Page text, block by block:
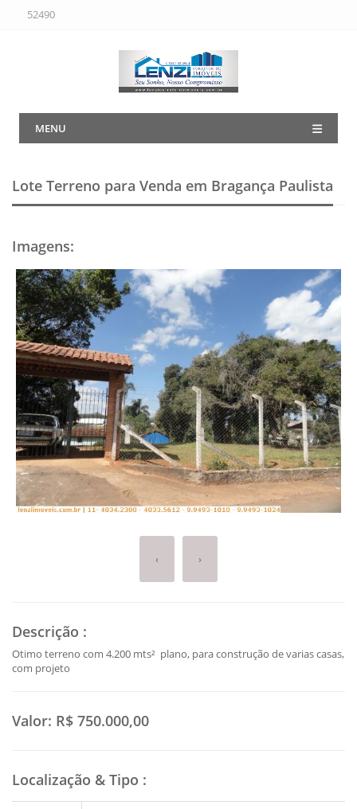
52490
MENU
Lote Terreno para Venda em Bragança Paulista
Imagens:
‹ ›
Descrição :
Otimo terreno com 4.200 mts² plano, para construção de varias casas,
com projeto
Valor: R$ 750.000,00
Localização & Tipo :